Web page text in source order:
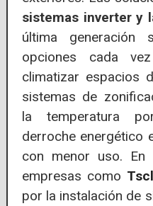
sistemas inverter y
última generación
opciones cada
climatizar espacios
sistemas de
la temperatura
derroche energético
con menor uso. En
empresas como
por la instalación de